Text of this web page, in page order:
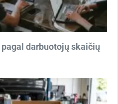
darbuotojų skaičių